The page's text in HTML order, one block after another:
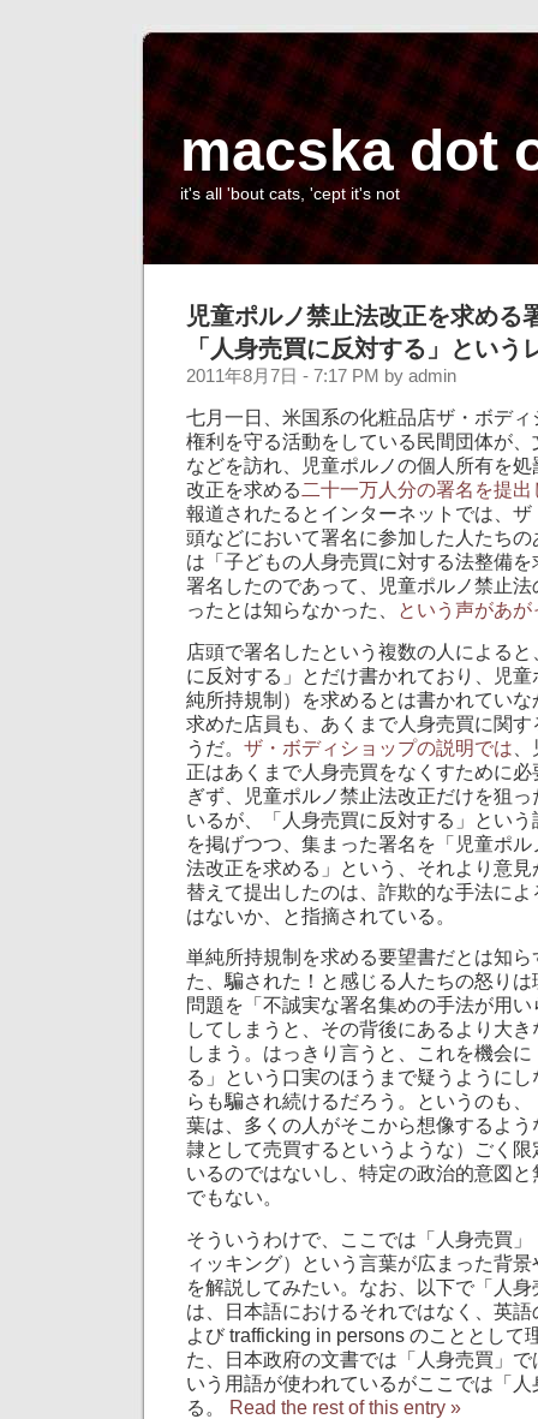
macska dot
it's all 'bout cats, 'cept it's not
児童ポルノ禁止法改正を求める
「人身売買に反対する」という
2011年8月7日 - 7:17 PM by admin
七月一日、米国系の化粧品店ザ・ボデ
権利を守る活動をしている民間団体が
などを訪れ、児童ポルノの個人所有を
改正を求める 二十一万人分の署名を提出
報道されたるとインターネットでは、
頭などにおいて署名に参加した人たち
は「子どもの人身売買に対する法整備
署名したのであって、児童ポルノ禁止
ったとは知らなかった、
という声があが
店頭で署名したという複数の人による
に反対する」とだけ書かれており、児
純所持規制）を求めるとは書かれてい
求めた店員も、あくまで人身売買に関
うだ。 ザ・ボディショップの説明では
正はあくまで人身売買をなくすために
ぎず、児童ポルノ禁止法改正だけを狙
いるが、「人身売買に反対する」とい
を掲げつつ、集まった署名を「児童ポ
法改正を求める」という、それより意
替えて提出したのは、詐欺的な手法に
はないか、と指摘されている。
単純所持規制を求める要望書だとは知
た、騙された！と感じる人たちの怒り
問題を「不誠実な署名集めの手法が用
してしまうと、その背後にあるより大
しまう。はっきり言うと、これを機会
る」という口実のほうまで疑うように
らも騙され続けるだろう。というのも
葉は、多くの人がそこから想像するよ
隷として売買するというような）ごく
いるのではないし、特定の政治的意図
でもない。
そういうわけで、ここでは「人身売買
ィッキング）という言葉が広まった背
を解説してみたい。なお、以下で「人
は、日本語におけるそれではなく、英
よび trafficking in persons のこととして
た、日本政府の文書では「人身売買」
いう用語が使われているがここでは「
る。 Read the rest of this entry »